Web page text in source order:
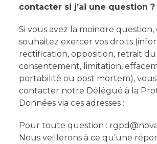
contacter si j’ai une question ?
Si vous avez la moindre question,
souhaitez exercer vos droits
rectification, opposition, retrait du
consentement, limitation,
portabilité ou post mortem),
contacter notre Délégué à la
Données via ces adresses :
Pour toute question :
Nous veillerons à ce qu’une